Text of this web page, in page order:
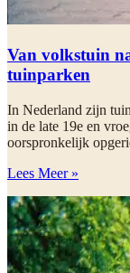
Van volkstuin
tuinparken
In Nederland zijn
in de late 19e en
oorspronkelijk
Lees Meer »